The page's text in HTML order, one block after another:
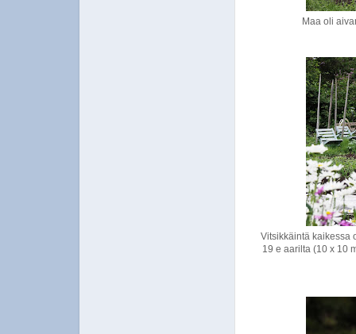
Maa oli
Vitsikkäintä kaikessa
19 e aarilta (10 x 10